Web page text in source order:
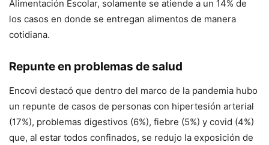
Alimentación Escolar, solamente se atiende a un 14% de
los casos en donde se entregan alimentos de manera
cotidiana.
Repunte en problemas de salud
Encovi destacó que dentro del marco de la pandemia hubo
un repunte de casos de personas con hipertesión arterial
(17%), problemas digestivos (6%), fiebre (5%) y covid (4%)
que, al estar todos confinados, se redujo la exposición de